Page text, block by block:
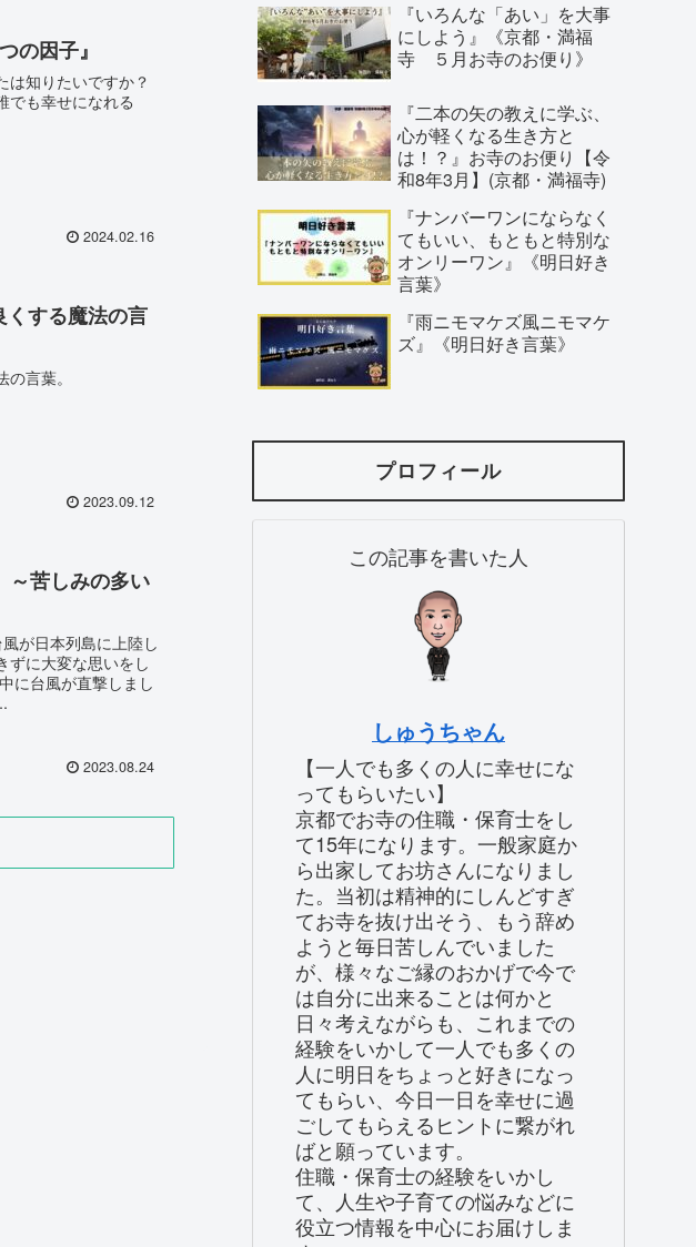
の因子』
は知りたいですか？
でも幸せになれる
2024.02.16
くする魔法の言
言葉。
2023.09.12
苦しみの多い
が日本列島に上陸し
ずに大変な思いをし
2023.08.24
『いろんな「あい」を大事
にしよう』《京都・満福
寺 ５月お寺のお便り》
『二本の矢の教えに学ぶ、
心が軽くなる生き方と
は！？』お寺のお便り【令
和8年3月】(京都・満福寺)
『ナンバーワンにならなく
てもいい、もともと特別な
オンリーワン』《明日好き
言葉》
『雨ニモマケズ風ニモマケ
ズ』《明日好き言葉》
プロフィール
この記事を書いた人
しゅうちゃん
【一人でも多くの人に幸せにな
ってもらいたい】
京都でお寺の住職・保育士をし
て15年になります。一般家庭か
ら出家してお坊さんになりまし
た。当初は精神的にしんどすぎ
てお寺を抜け出そう、もう辞め
ようと毎日苦しんでいました
が、様々なご縁のおかげで今で
は自分に出来ることは何かと
日々考えながらも、これまでの
経験をいかして一人でも多くの
人に明日をちょっと好きになっ
てもらい、今日一日を幸せに過
ごしてもらえるヒントに繋がれ
ばと願っています。
住職・保育士の経験をいかし
て、人生や子育ての悩みなどに
役立つ情報を中心にお届けしま